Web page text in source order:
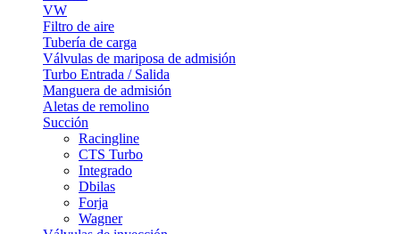
VW
Filtro de aire
Tubería de carga
Válvulas de mariposa de admisión
Turbo Entrada / Salida
Manguera de admisión
Aletas de remolino
Succión
Racingline
CTS Turbo
Integrado
Dbilas
Forja
Wagner